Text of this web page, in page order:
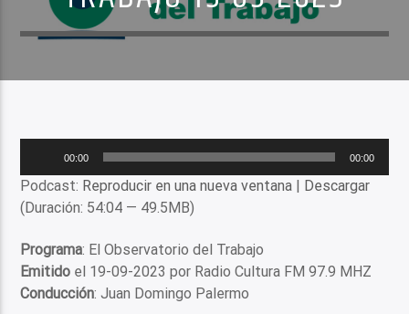
audio
00:00 00:00
Podcast: Reproducir en una nueva ventana | Descargar
(Duración: 54:04 — 49.5MB)
Programa: El Observatorio del Trabajo
Emitido el 19-09-2023 por Radio Cultura FM 97.9 MHZ
Conducción: Juan Domingo Palermo